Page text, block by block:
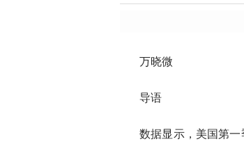
万晓微
导语
数据显示，美国第